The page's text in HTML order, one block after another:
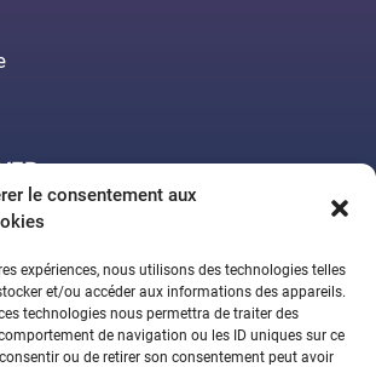
le consentement aux
expériences, nous utilisons des technologies telles
et/ou accéder aux informations des appareils.
technologies nous permettra de traiter des
de navigation ou les ID uniques sur ce
ou de retirer son consentement peut avoir
lès-Nancy